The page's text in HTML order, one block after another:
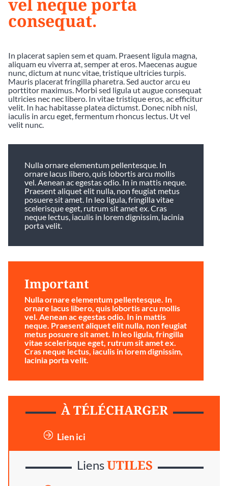
vel neque porta
consequat.
In placerat sapien sem et quam. Praesent ligula magna,
aliquam eu viverra at, semper at eros. Maecenas augue
nunc, dictum at nunc vitae, tristique ultricies turpis.
Mauris placerat fringilla pharetra. Sed auctor arcu eu
porttitor maximus. Morbi sed ligula ut augue consequat
ultricies nec nec libero. In vitae tristique eros, ac efficitur
velit. In hac habitasse platea dictumst. Donec nibh nisl,
iaculis in arcu eget, fermentum rhoncus lectus. Ut vel
velit nunc.
Nulla ornare elementum pellentesque. In
ornare lacus libero, quis lobortis arcu mollis
vel. Aenean ac egestas odio. In in mattis neque.
Praesent aliquet elit nulla, non feugiat metus
posuere sit amet. In leo ligula, fringilla vitae
scelerisque eget, rutrum sit amet ex. Cras
neque lectus, iaculis in lorem dignissim, lacinia
porta velit.
Important
Nulla ornare elementum pellentesque. In
ornare lacus libero, quis lobortis arcu mollis
vel. Aenean ac egestas odio. In in mattis
neque. Praesent aliquet elit nulla, non feugiat
metus posuere sit amet. In leo ligula, fringilla
vitae scelerisque eget, rutrum sit amet ex.
Cras neque lectus, iaculis in lorem dignissim,
lacinia porta velit.
À TÉLÉCHARGER
Lien ici
LiensUTILES